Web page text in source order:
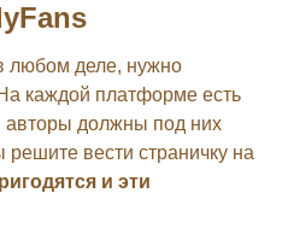
любом деле, нужно
каждой платформе есть
авторы должны под них
вести страничку на
и эти